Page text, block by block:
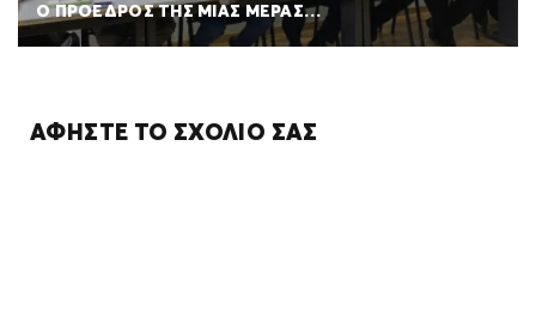
Ο ΠΡΟΕΔΡΟΣ ΤΗΣ ΜΙΑΣ ΜΕΡΑΣ…
ΑΦΉΣΤΕ ΤΟ ΣΧΌΛΙΌ ΣΑΣ